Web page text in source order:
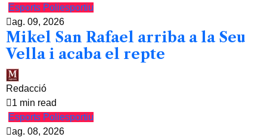
Esports Poliesportiu
ag. 09, 2026
Mikel San Rafael arriba a la Seu
Vella i acaba el repte
Redacció
1 min read
Esports Poliesportiu
ag. 08, 2026